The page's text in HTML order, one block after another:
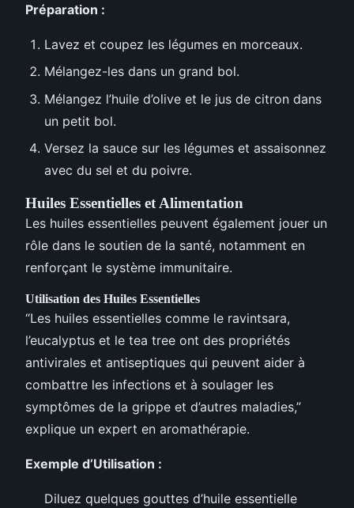
Préparation :
Lavez et coupez les légumes en morceaux.
Mélangez-les dans un grand bol.
Mélangez l’huile d’olive et le jus de citron dans
un petit bol.
Versez la sauce sur les légumes et assaisonnez
avec du sel et du poivre.
Huiles Essentielles et Alimentation
Les huiles essentielles peuvent également jouer un
rôle dans le soutien de la santé, notamment en
renforçant le système immunitaire.
Utilisation des Huiles Essentielles
“Les huiles essentielles comme le ravintsara,
l’eucalyptus et le tea tree ont des propriétés
antivirales et antiseptiques qui peuvent aider à
combattre les infections et à soulager les
symptômes de la grippe et d’autres maladies,”
explique un expert en aromathérapie.
Exemple d’Utilisation :
Diluez quelques gouttes d’huile essentielle